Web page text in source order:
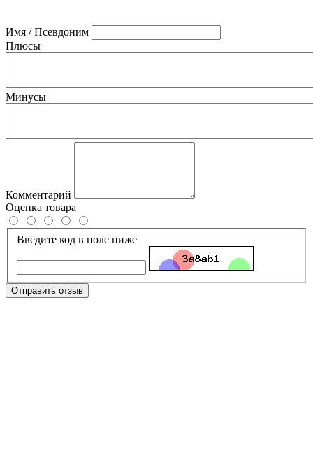
Имя / Псевдоним
Плюсы
Минусы
Комментарий
Оценка товара
Введите код в поле ниже
Отправить отзыв